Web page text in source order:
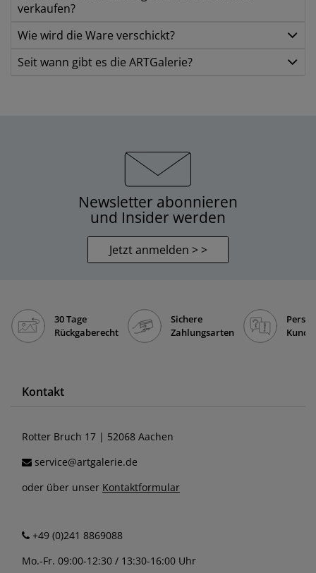
verkaufen?
Wie wird die Ware verschickt?
Seit wann gibt es die ARTGalerie?
Newsletter abonnieren
und Insider werden
Jetzt anmelden > >
30 Tage
Rückgaberecht
Sichere
Zahlungsarten
Kontakt
Rotter Bruch 17 | 52068 Aachen
service@artgalerie.de
oder über unser Kontaktformular
+49 (0)241 8869088
Mo.-Fr. 09:00-12:30 / 13:30-16:00 Uhr